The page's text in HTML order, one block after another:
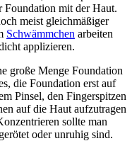
Foundation mit der Haut.
meist gleichmäßiger
Schwämmchen arbeiten
applizieren.
große Menge Foundation
die Foundation erst auf
Pinsel, den Fingerspitzen
auf die Haut aufzutragen
sollte man
oder unruhig sind.